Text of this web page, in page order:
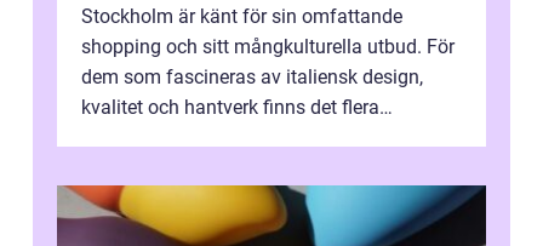
Stockholm är känt för sin omfattande
shopping och sitt mångkulturella utbud. För
dem som fascineras av italiensk design,
kvalitet och hantverk finns det flera